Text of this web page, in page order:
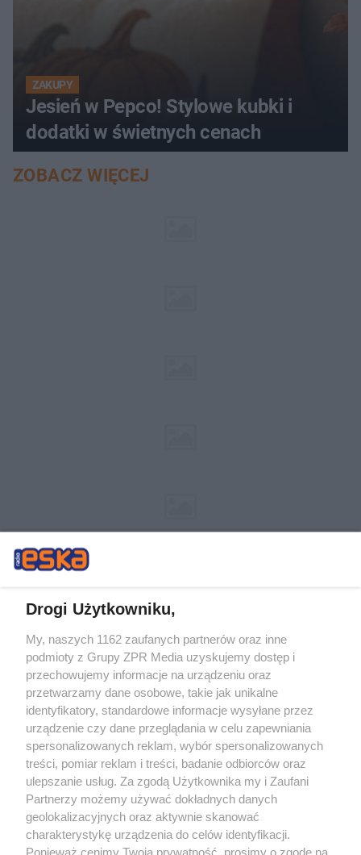
ZAKUPY
Jesień w Pepco! Stylowe kubki i
dodatki w świetnych cenach
ZOBACZ WIĘCEJ
Żaden utwór zamieszczony w serwisie nie może być powielany i
rozpowszechniany lub dalej rozpowszechniany w jakikolwiek sposób (w
tym także elektroniczny lub mechaniczny) na jakimkolwiek polu
eksploatacji w jakiejkolwiek formie, włącznie z umieszczaniem w Internecie
bez pisemnej zgody właściciela praw. Jakiekolwiek użycie lub
wykorzystanie utworów w całości lub w części z naruszeniem prawa, tzn.
bez właściwej zgody, jest zabronione pod groźbą kary i może być ścigane
prawnie.
O nas
Drogi Użytkowniku,
My, naszych 1162 zaufanych partnerów oraz inne
podmioty z Grupy ZPR Media uzyskujemy dostęp i
przechowujemy informacje na urządzeniu oraz
przetwarzamy dane osobowe, takie jak unikalne
identyfikatory, standardowe informacje wysyłane przez
urządzenie czy dane przeglądania w celu zapewniania
spersonalizowanych reklam, wybór spersonalizowanych
treści, pomiar reklam i treści, badanie odbiorców oraz
ulepszanie usług. Za zgodą Użytkownika my i Zaufani
Partnerzy możemy używać dokładnych danych
geolokalizacyjnych oraz aktywnie skanować
charakterystykę urządzenia do celów identyfikacji.
Ponieważ cenimy Twoją prywatność, prosimy o zgodę na